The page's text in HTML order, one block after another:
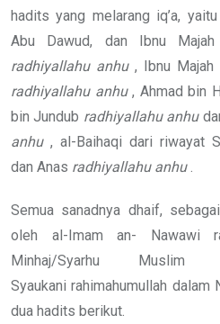
hadits yang melarang iq’a,
Abu Dawud, dan Ibnu
radhiyallahu anhu , Ibnu
radhiyallahu anhu , Ahmad bin
bin Jundub radhiyallahu anhu
anhu , al-Baihaqi dari riwayat
dan Anas radhiyallahu anhu
Semua sanadnya dhaif,
oleh al-Imam an- Nawawi
Minhaj/Syarhu
Syaukani rahimahumullah
dua hadits berikut.